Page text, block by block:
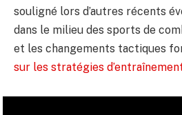
souligné lors d’autres récents
dans le milieu des sports de
et les changements tactiques
sur les stratégies